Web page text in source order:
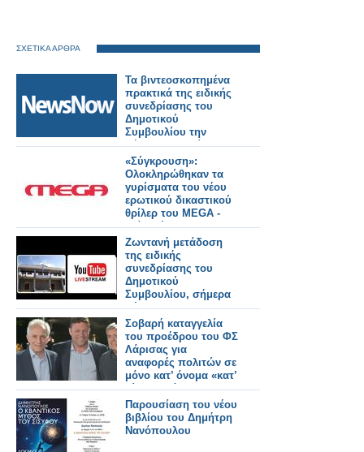
ΣΧΕΤΙΚΑ ΑΡΘΡΑ
Τα βιντεοσκοπημένα
πρακτικά της ειδικής
συνεδρίασης του
Δημοτικού
Συμβουλίου την
Πέμπτη 2 Ιουλίου
2026. Εκλογή νέου
Προεδρείου και
Δημοτικής
Επιτροπής.
«Σύγκρουση»:
Ολοκληρώθηκαν τα
γυρίσματα του νέου
ερωτικού δικαστικού
θρίλερ του MEGA -
Δείτε νέο backstage
φωτογραφικό υλικό
Ζωντανή μετάδοση
της ειδικής
συνεδρίασης του
Δημοτικού
Συμβουλίου, σήμερα
Πέμπτη στις 06:00
μ.μ., για την εκλογή
των μελών του
Προεδρείου του
Δημοτικού
Συμβουλίου και της
Δημοτικής
Επιτροπής.
Σοβαρή καταγγελία
του προέδρου του ΦΣ
Λάρισας για
αναφορές πολιτών σε
μόνο κατ’ όνομα «κατ’
οίκον» διάθεση ΦΥΚ
Παρουσίαση του νέου
βιβλίου του Δημήτρη
Νανόπουλου